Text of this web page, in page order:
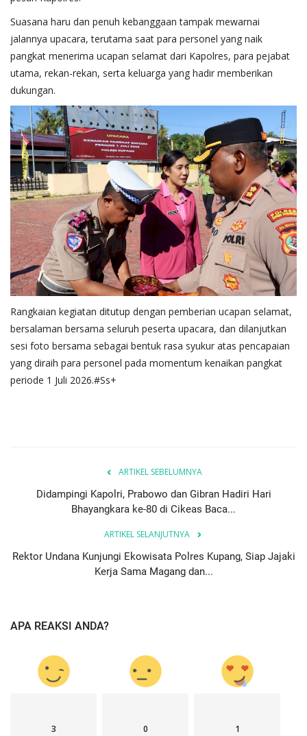
Suasana haru dan penuh kebanggaan tampak mewarnai
jalannya upacara, terutama saat para personel yang naik
pangkat menerima ucapan selamat dari Kapolres, para pejabat
utama, rekan-rekan, serta keluarga yang hadir memberikan
dukungan.
Rangkaian kegiatan ditutup dengan pemberian ucapan selamat,
bersalaman bersama seluruh peserta upacara, dan dilanjutkan
sesi foto bersama sebagai bentuk rasa syukur atas pencapaian
yang diraih para personel pada momentum kenaikan pangkat
periode 1 Juli 2026.#Ss+
ARTIKEL SEBELUMNYA
Didampingi Kapolri, Prabowo dan Gibran Hadiri Hari
Bhayangkara ke-80 di Cikeas Baca...
ARTIKEL SELANJUTNYA
Rektor Undana Kunjungi Ekowisata Polres Kupang, Siap Jajaki
Kerja Sama Magang dan...
APA REAKSI ANDA?
3 0 1